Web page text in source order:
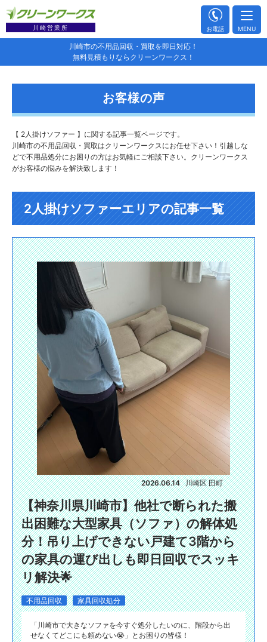
川崎市の不用品回収・買取を即日対応！
無料見積もりならクリーンワークス！
川崎営業所 お電話 MENU
お客様の声
【 2人掛けソファー 】に関する記事一覧ページです。
川崎市の不用品回収・買取はクリーンワークスにお任せ下さい！引越しな
どで不用品処分にお困りの方はお気軽にご相談下さい。クリーンワークス
がお客様の悩みを解決致します！
2人掛けソファーエリアの記事一覧
2026.06.14 川崎区 田町
【神奈川県川崎市】他社で断られた搬
出困難な大型家具（ソファ）の解体処
分！吊り上げできない戸建て3階から
の家具の運び出しも即日回収でスッキ
リ解決🌟
不用品回収 家具回収処分
「川崎市で大きなソファを今すぐ処分したいのに、階段から出
せなくてどこにも頼めない😭」とお困りの皆様！